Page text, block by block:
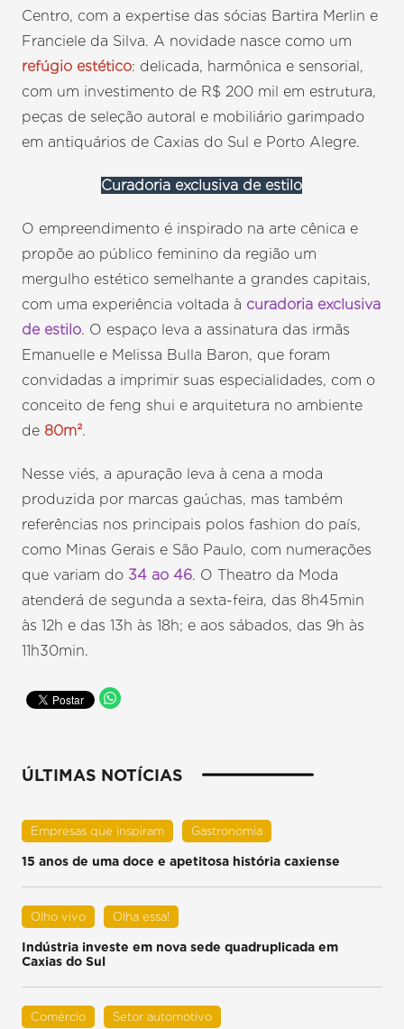
Centro, com a expertise das sócias Bartira Merlin e
Franciele da Silva. A novidade nasce como um
refúgio estético: delicada, harmônica e sensorial,
com um investimento de R$ 200 mil em estrutura,
peças de seleção autoral e mobiliário garimpado
em antiquários de Caxias do Sul e Porto Alegre.
Curadoria exclusiva de estilo
O empreendimento é inspirado na arte cênica e
propõe ao público feminino da região um
mergulho estético semelhante a grandes capitais,
com uma experiência voltada à curadoria exclusiva
de estilo. O espaço leva a assinatura das irmãs
Emanuelle e Melissa Bulla Baron, que foram
convidadas a imprimir suas especialidades, com o
conceito de feng shui e arquitetura no ambiente
de 80m².
Nesse viés, a apuração leva à cena a moda
produzida por marcas gaúchas, mas também
referências nos principais polos fashion do país,
como Minas Gerais e São Paulo, com numerações
que variam do 34 ao 46. O Theatro da Moda
atenderá de segunda a sexta-feira, das 8h45min
às 12h e das 13h às 18h; e aos sábados, das 9h às
11h30min.
ÚLTIMAS NOTÍCIAS
Empresas que inspiram Gastronomia
15 anos de uma doce e apetitosa história caxiense
Olho vivo Olha essa!
Indústria investe em nova sede quadruplicada em
Caxias do Sul
Comércio Setor automotivo